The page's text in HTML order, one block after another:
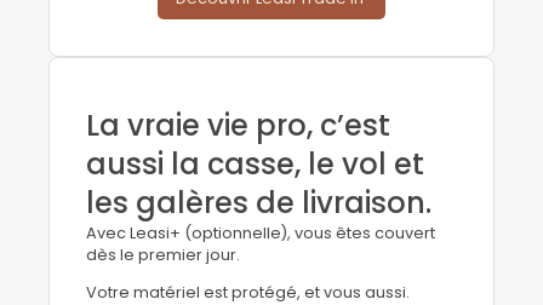
La vraie vie pro, c’est
aussi la casse, le vol et
les galères de livraison.
Avec Leasi+ (optionnelle), vous êtes couvert
dès le premier jour.
Votre matériel est protégé, et vous aussi.